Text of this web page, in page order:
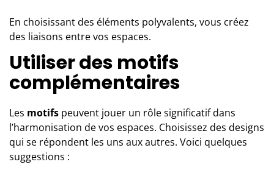
En choisissant des éléments polyvalents, vous créez
des liaisons entre vos espaces.
Utiliser des motifs
complémentaires
Les motifs peuvent jouer un rôle significatif dans
l’harmonisation de vos espaces. Choisissez des designs
qui se répondent les uns aux autres. Voici quelques
suggestions :